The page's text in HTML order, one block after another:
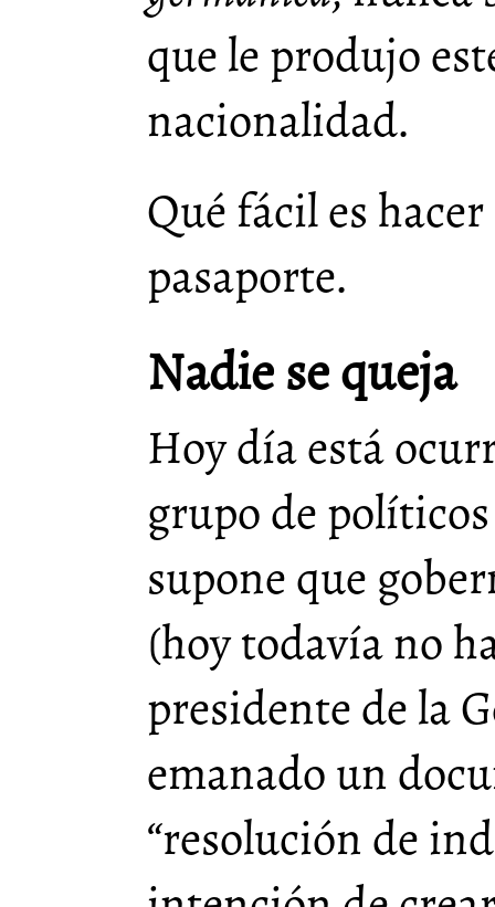
que le produjo
nacionalidad.
Qué fácil es
pasaporte.
Nadie se queja
Hoy día está
grupo de
supone que
(hoy todavía no
presidente de la
emanado un
“resolución de